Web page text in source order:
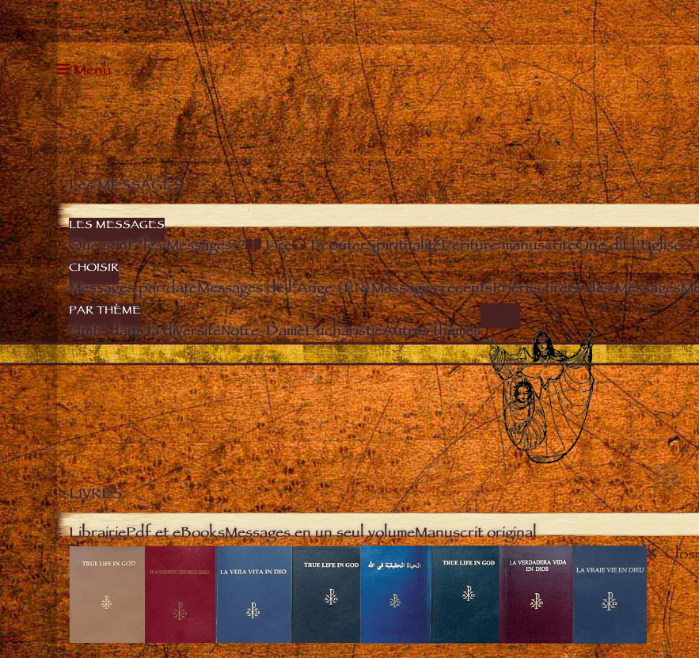
Menu
Les MESSAGES
LES MESSAGES
Que sont “les Messages”? Lire ÉcouterSpiritualitéÉcriture manuscriteQue dit l’Eglise ?
CHOISIR
Messages par dateMessages de l’Ange (EN)Messages récentsPrières tirées des Messages
PAR THÈME
Unité dans la diversitéNotre-DameEucharistieAutres thèmes
Close
LIVRES
LibrairiePdf et eBooksMessages en un seul volumeManuscrit original